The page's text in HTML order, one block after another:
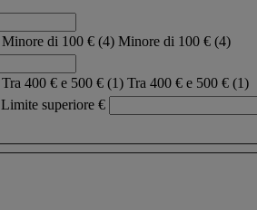
Minore di 100 € (4) Minore di 100 € (4)
Tra 400 € e 500 € (1) Tra 400 € e 500 € (1)
Limite superiore €